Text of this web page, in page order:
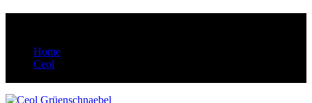
Home
Ceol